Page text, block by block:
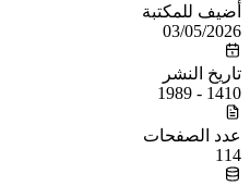
أُضيف للمكتبة
03/05/2026
تاريخ النشر
1410 - 1989
عدد الصفحات
114